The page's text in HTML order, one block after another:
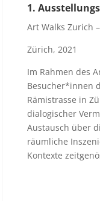
1.
Art Walks Zurich
Zürich, 2021
Im Rahmen des
Besucher*innen
Rämistrasse in
dialogischer
Austausch über
räumliche
Kontexte